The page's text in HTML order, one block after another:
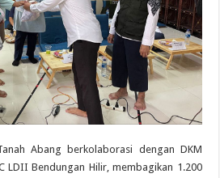
Abang berkolaborasi dengan DKM
LDII Bendungan Hilir, membagikan 1.200